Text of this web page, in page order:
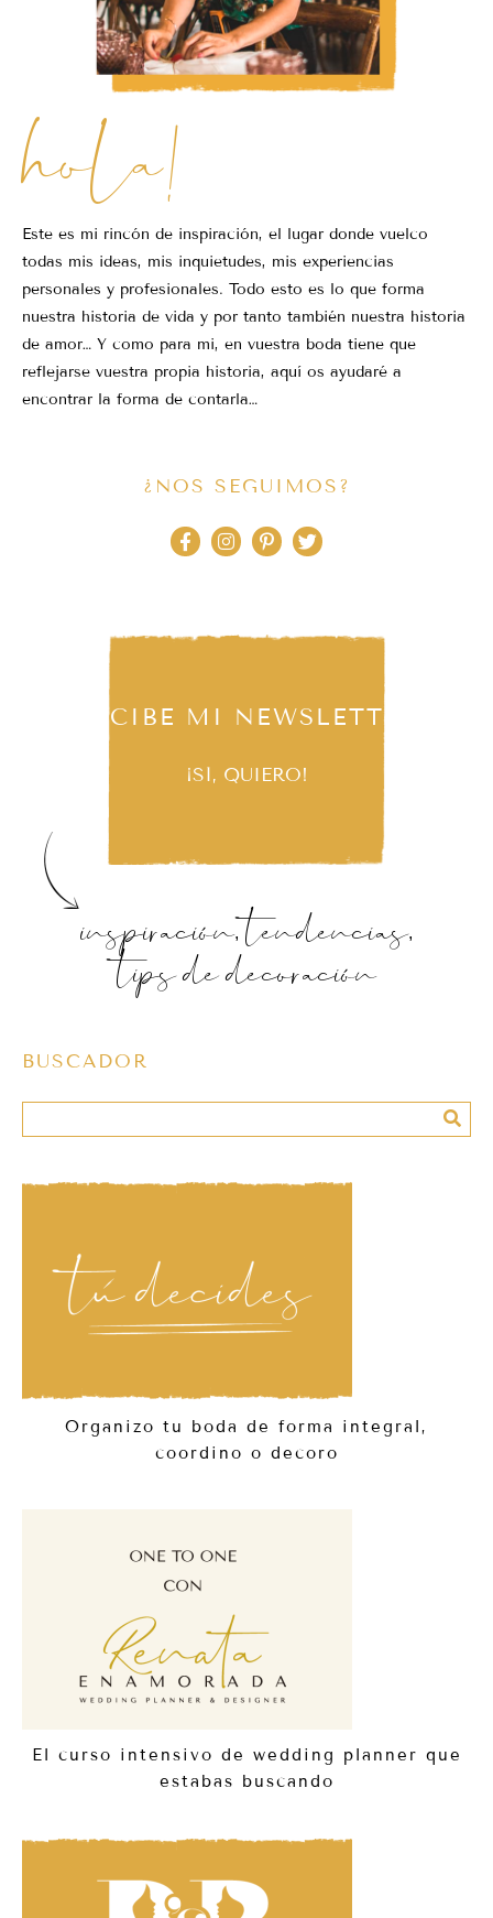
hola!
Este es mi rincón de inspiración, el lugar donde vuelco
todas mis ideas, mis inquietudes, mis experiencias
personales y profesionales. Todo esto es lo que forma
nuestra historia de vida y por tanto también nuestra historia
de amor… Y como para mi, en vuestra boda tiene que
reflejarse vuestra propia historia, aquí os ayudaré a
encontrar la forma de contarla…
¿NOS SEGUIMOS?
RECIBE MI NEWSLETTER
¡SÍ, QUIERO!
inspiración, tendencias,
tips de decoración
BUSCADOR
Organizo tu boda de forma integral,
coordino o decoro
El curso intensivo de wedding planner que
estabas buscando